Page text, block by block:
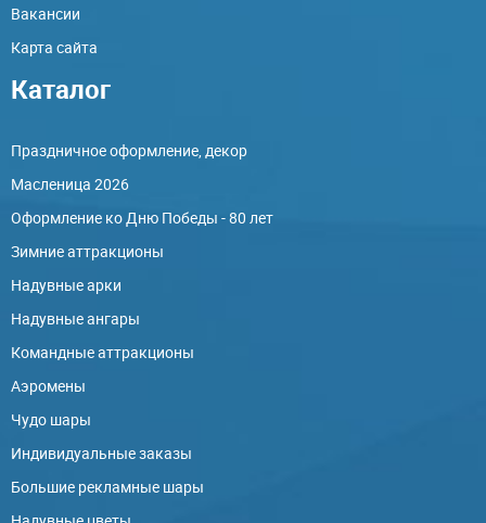
Вакансии
Карта сайта
Каталог
Праздничное оформление, декор
Масленица 2026
Оформление ко Дню Победы - 80 лет
Зимние аттракционы
Надувные арки
Надувные ангары
Командные аттракционы
Аэромены
Чудо шары
Индивидуальные заказы
Большие рекламные шары